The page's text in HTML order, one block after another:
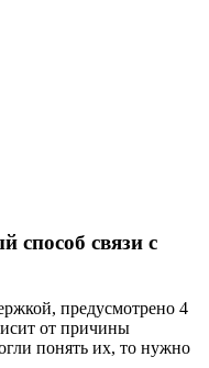
способ связи с
предусмотрено 4
от причины
понять их, то нужно